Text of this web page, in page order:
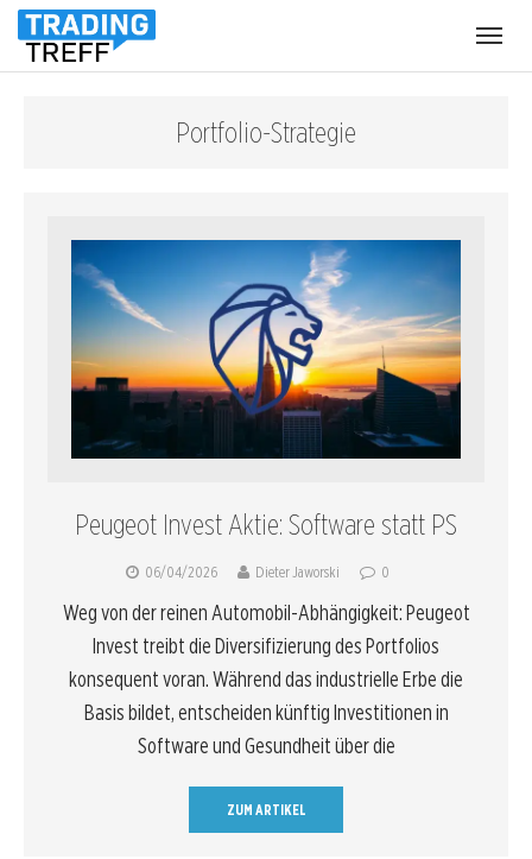
Portfolio-Strategie
Peugeot Invest Aktie: Software statt PS
06/04/2026 Dieter Jaworski 0
Weg von der reinen Automobil-Abhängigkeit: Peugeot
Invest treibt die Diversifizierung des Portfolios
konsequent voran. Während das industrielle Erbe die
Basis bildet, entscheiden künftig Investitionen in
Software und Gesundheit über die
ZUM ARTIKEL